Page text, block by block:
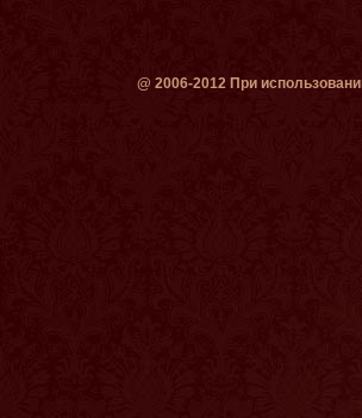
@ 2006-2012 При